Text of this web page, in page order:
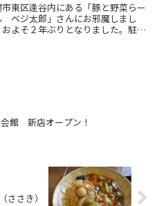
東区逢谷内にある「豚と野菜らー
ベジ太郎」さんにお邪魔しまし
およそ２年ぶりとなりました。駐車
館 新店オープン！
さき）